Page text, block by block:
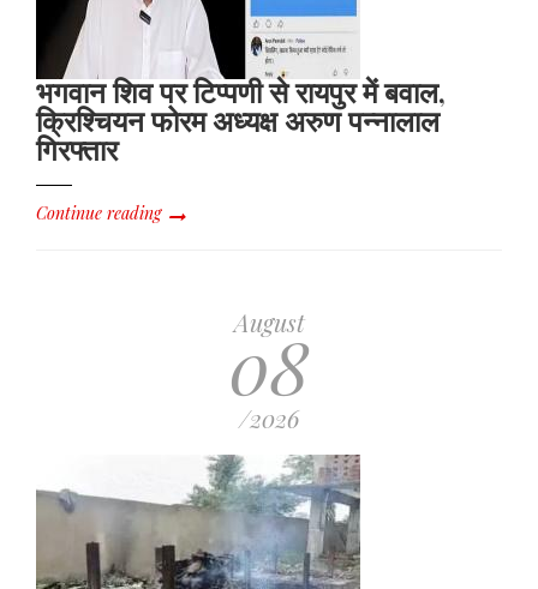
भगवान शिव पर टिप्पणी से रायपुर में बवाल,
क्रिश्चियन फोरम अध्यक्ष अरुण पन्नालाल
गिरफ्तार
Continue reading
August
08
/2026